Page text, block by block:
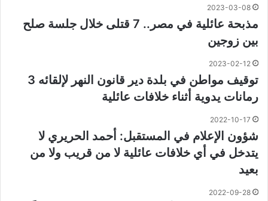
2023-03-08
مذبحة عائلية في مصر.. 7 قتلى خلال جلسة صلح
بين زوجين
2023-02-12
توقيف مواطن في بلدة دير قانون النهر لإلقائه 3
رمانات يدوية أثناء خلافات عائلية
2022-10-17
شؤون الإعلام في المستقبل: أحمد الحريري لا
يتدخل في أي خلافات عائلية لا من قريب ولا من
بعيد
2022-09-28